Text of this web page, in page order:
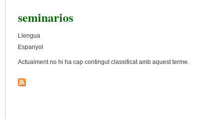
seminarios
Llengua
Espanyol
Actualment no hi ha cap contingut classificat amb aquest terme.